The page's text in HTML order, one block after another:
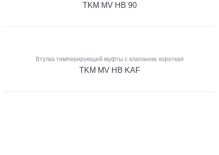
TKM MV HB 90
Втулка темперирующей муфты с клапаном, короткая
TKM MV HB KAF